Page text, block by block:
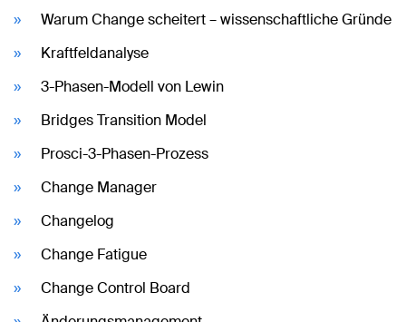
Warum Change scheitert – wissenschaftliche Gründe
Kraftfeldanalyse
3-Phasen-Modell von Lewin
Bridges Transition Model
Prosci-3-Phasen-Prozess
Change Manager
Changelog
Change Fatigue
Change Control Board